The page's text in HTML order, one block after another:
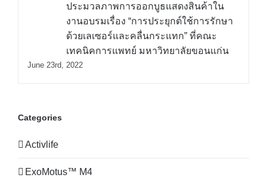
ประมวลภาพการออกบูธแสดงสินค้าใน
งานอบรมเรื่อง “การประยุกต์ใช้การรักษา
ด้วยเลเซอร์และคลื่นกระแทก” ที่คณะ
เทคนิคการแพทย์ มหาวิทยาลัยขอนแก่น
June 23rd, 2022
Categories
Activlife
ExoMotus™ M4